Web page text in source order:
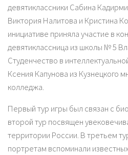
девятиклассники Сабина
Виктория Налитова и Кристина
инициативе приняла участие в
девятиклассница из школы № 5
Студенчество в
Ксения Капунова из Кузнецкого
колледжа.
Первый тур игры был связан с
второй тур посвящен
территории России. В третьем
портретам вспоминали